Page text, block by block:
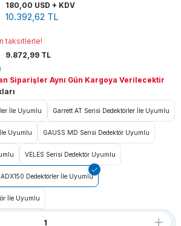
10.392,62 TL
taksitlerle!
9.872,99 TL
180,00 USD + KDV
Siparişler Aynı Gün Kargoya Verilecektir
İle Uyumlu Garrett AT Serisi Dedektörler İle Uyumlu
Uyumlu GAUSS MD Serisi Dedektör Uyumlu
VELES Serisi Dedektör Uyumlu
Dedektörler İle Uyumlu
İle Uyumlu
Vücut Tarama Sistemleri